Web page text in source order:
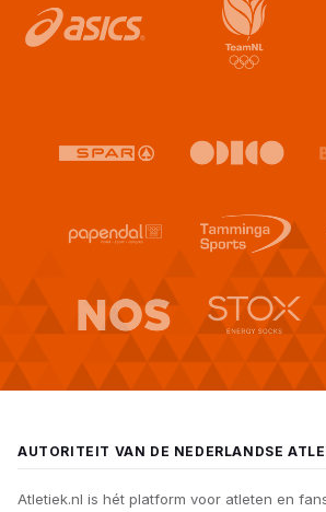
AUTORITEIT VAN DE NEDERLANDSE
Atletiek.nl is hét platform voor atleten en